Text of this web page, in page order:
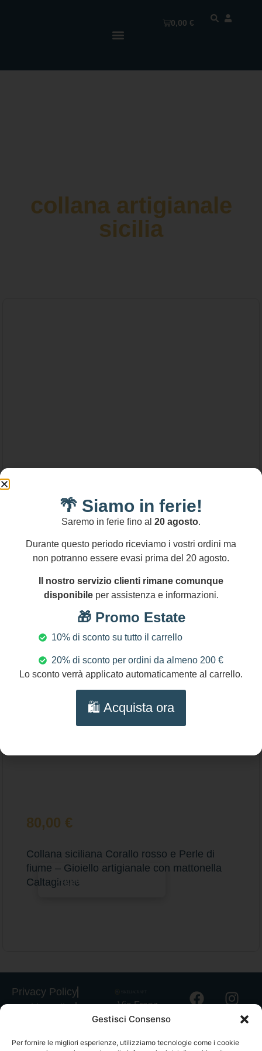
Gestisci Consenso
Per fornire le migliori esperienze, utilizziamo tecnologie come i cookie
0,00€
collana artigianale
sicilia
Collana multifilo Corniola chiara – Choker
artigianale quattro fili con chiusura filigranata
dorataAggiungi al carrello
80,00 €
Collana siciliana Corallo rosso e Perle di
fiume – Gioiello artigianale con mattonella
CaltagironeAggiungi al carrello
Privacy Policy
Cookie Policy
Spedizioni
Via Franz
Fischietti, 15
Palermo
🌴 Siamo in ferie!
Saremo in ferie fino al 20 agosto.
Durante questo periodo riceviamo i vostri ordini ma
non potranno essere evasi prima del 20 agosto.
Il nostro servizio clienti rimane comunque
disponibileper assistenza e informazioni.
🎁 Promo Estate
10% di sconto su tutto il carrello
20% di sconto per ordini da almeno 200 €
Lo sconto verrà applicato automaticamente al carrello.
🛍️ Acquista ora